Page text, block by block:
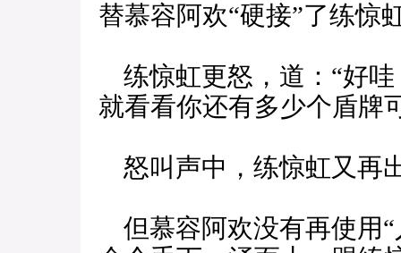
替慕容阿欢“硬接”了练惊
练惊虹更怒，道：“好
就看看你还有多少个盾牌
怒叫声中，练惊虹又再
但慕容阿欢没有再使用“